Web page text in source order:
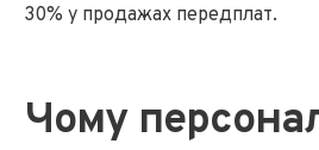
30% у продажах передплат.
Чому